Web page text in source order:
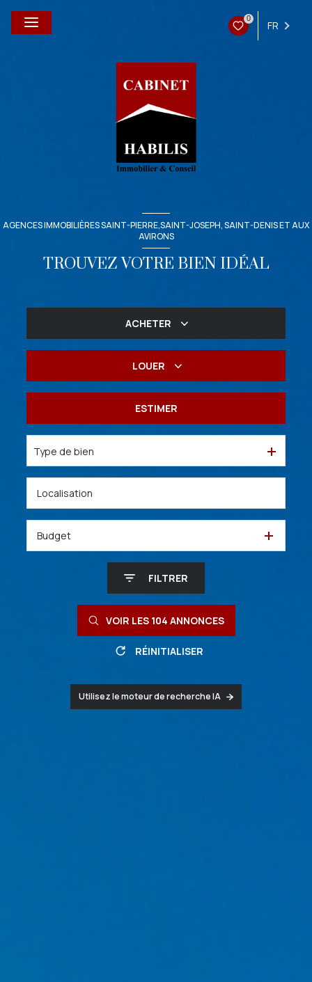
0
FR
AGENCES IMMOBILIÈRES SAINT-PIERRE,SAINT-JOSEPH, SAINT-DENIS ET AUX
AVIRONS
TROUVEZ VOTRE BIEN IDÉAL
ACHETER
De l'immo pro
LOUER
De l'immo pro
ESTIMER
Type de bien
Budget
FILTRER
VOIR LES 104 ANNONCES
RÉINITIALISER
Utilisez le moteur de recherche IA